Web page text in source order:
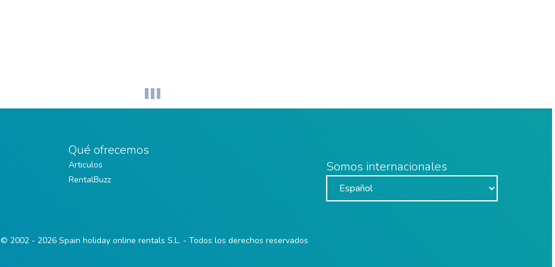
Qué ofrecemos
Articulos
RentalBuzz
Somos internacionales
© 2002 - 2026 Spain holiday online rentals S.L. - Todos los derechos reservados